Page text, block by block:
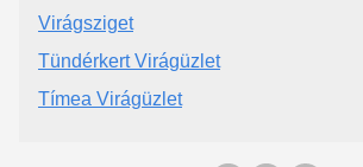
Virágsziget
Tündérkert Virágüzlet
Tímea Virágüzlet